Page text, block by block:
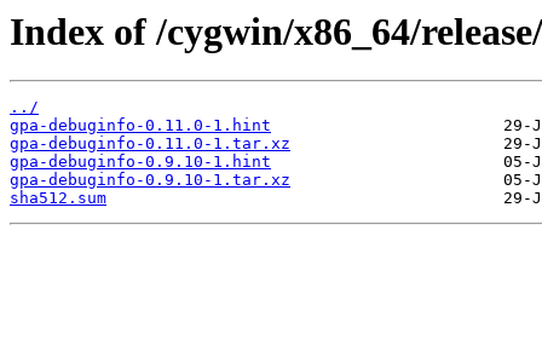
Index of /cygwin/x86_64/
../
gpa-debuginfo-0.11.0-1.hint
gpa-debuginfo-0.11.0-1.tar.xz
gpa-debuginfo-0.9.10-1.hint
gpa-debuginfo-0.9.10-1.tar.xz
sha512.sum